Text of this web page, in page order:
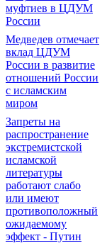
муфтиев в ЦДУМ
России
Медведев отмечает
вклад ЦДУМ
России в развитие
отношений России
с исламским
миром
Запреты на
распространение
экстремистской
исламской
литературы
работают слабо
или имеют
противоположный
ожидаемому
эффект - Путин